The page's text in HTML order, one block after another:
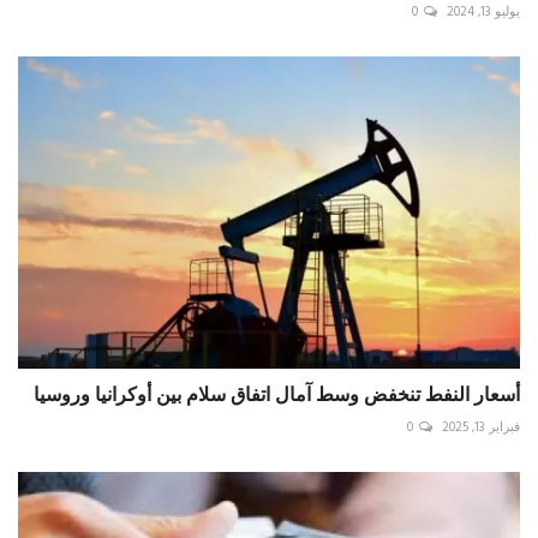
يوليو 13, 2024 0
أسعار النفط تنخفض وسط آمال اتفاق سلام بين أوكرانيا وروسيا
فبراير 13, 2025 0